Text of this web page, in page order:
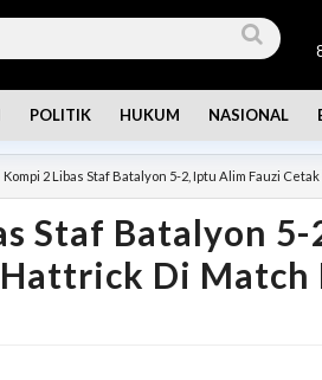
POLITIK HUKUM NASIONAL
Kompi 2 Libas Staf Batalyon 5-2, Iptu Alim Fauzi
Staf Batalyon
Di Match